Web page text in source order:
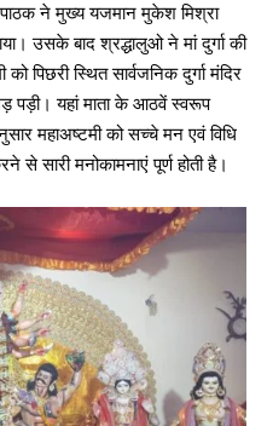
ने मुख्य यजमान मुकेश मिश्रा
उसके बाद श्रद्धालुओ ने मां दुर्गा की
पिछरी स्थित सार्वजनिक दुर्गा मंदिर
पड़ी। यहां माता के आठवें स्वरूप
महाअष्टमी को सच्चे मन एवं विधि
से सारी मनोकामनाएं पूर्ण होती है।